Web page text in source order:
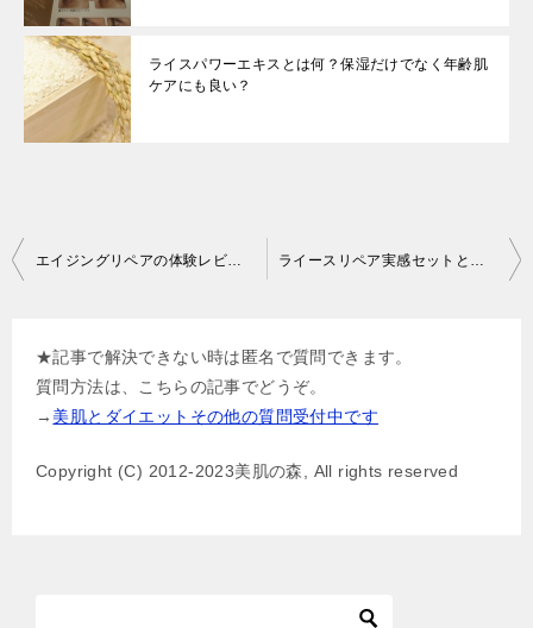
ライスパワーエキスとは何？保湿だけでなく年齢肌
ケアにも良い？
投
エイジングリペアの体験レビュー！他のプラセンタサプリとここが違った！ ライースリペア実感セットとシズカニューヨークの違いと選び方
★記事で解決できない時は匿名で質問できます。
質問方法は、こちらの記事でどうぞ。
→ 美肌とダイエットその他の質問受付中です
Copyright (C) 2012-2023美肌の森, All rights reserved